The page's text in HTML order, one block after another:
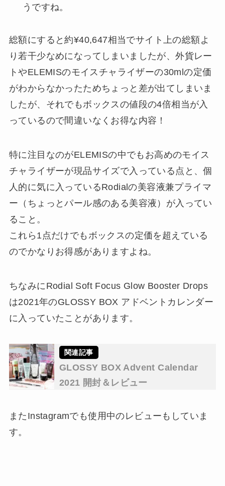
うですね。
総額にすると約¥40,647相当でサイト上の総額よ
り若干少なめになってしまいましたが、外貨レー
トやELEMISのモイスチャライザーの30mlの定価
がわからなかったためちょっと差が出てしまいま
したが、それでもボックスの値段の4倍相当が入
っているので間違いなくお得な内容！
特に注目なのがELEMISの中でもお高めのモイス
チャライザーが現品サイズで入っている点と、個
人的に気に入っているRodialの美容液兼プライマ
ー（ちょっとパール感のある美容液）が入ってい
ること。
これら1点だけでもボックスの定価を超えている
のでかなりお得感がありますよね。
ちなみにRodial Soft Focus Glow Booster Drops
は2021年のGLOSSY BOX アドベントカレンダー
に入っていたことがあります。
GLOSSY BOX Advent Calendar
2021 開封＆レビュー
またInstagramでも使用中のレビューもしていま
す。